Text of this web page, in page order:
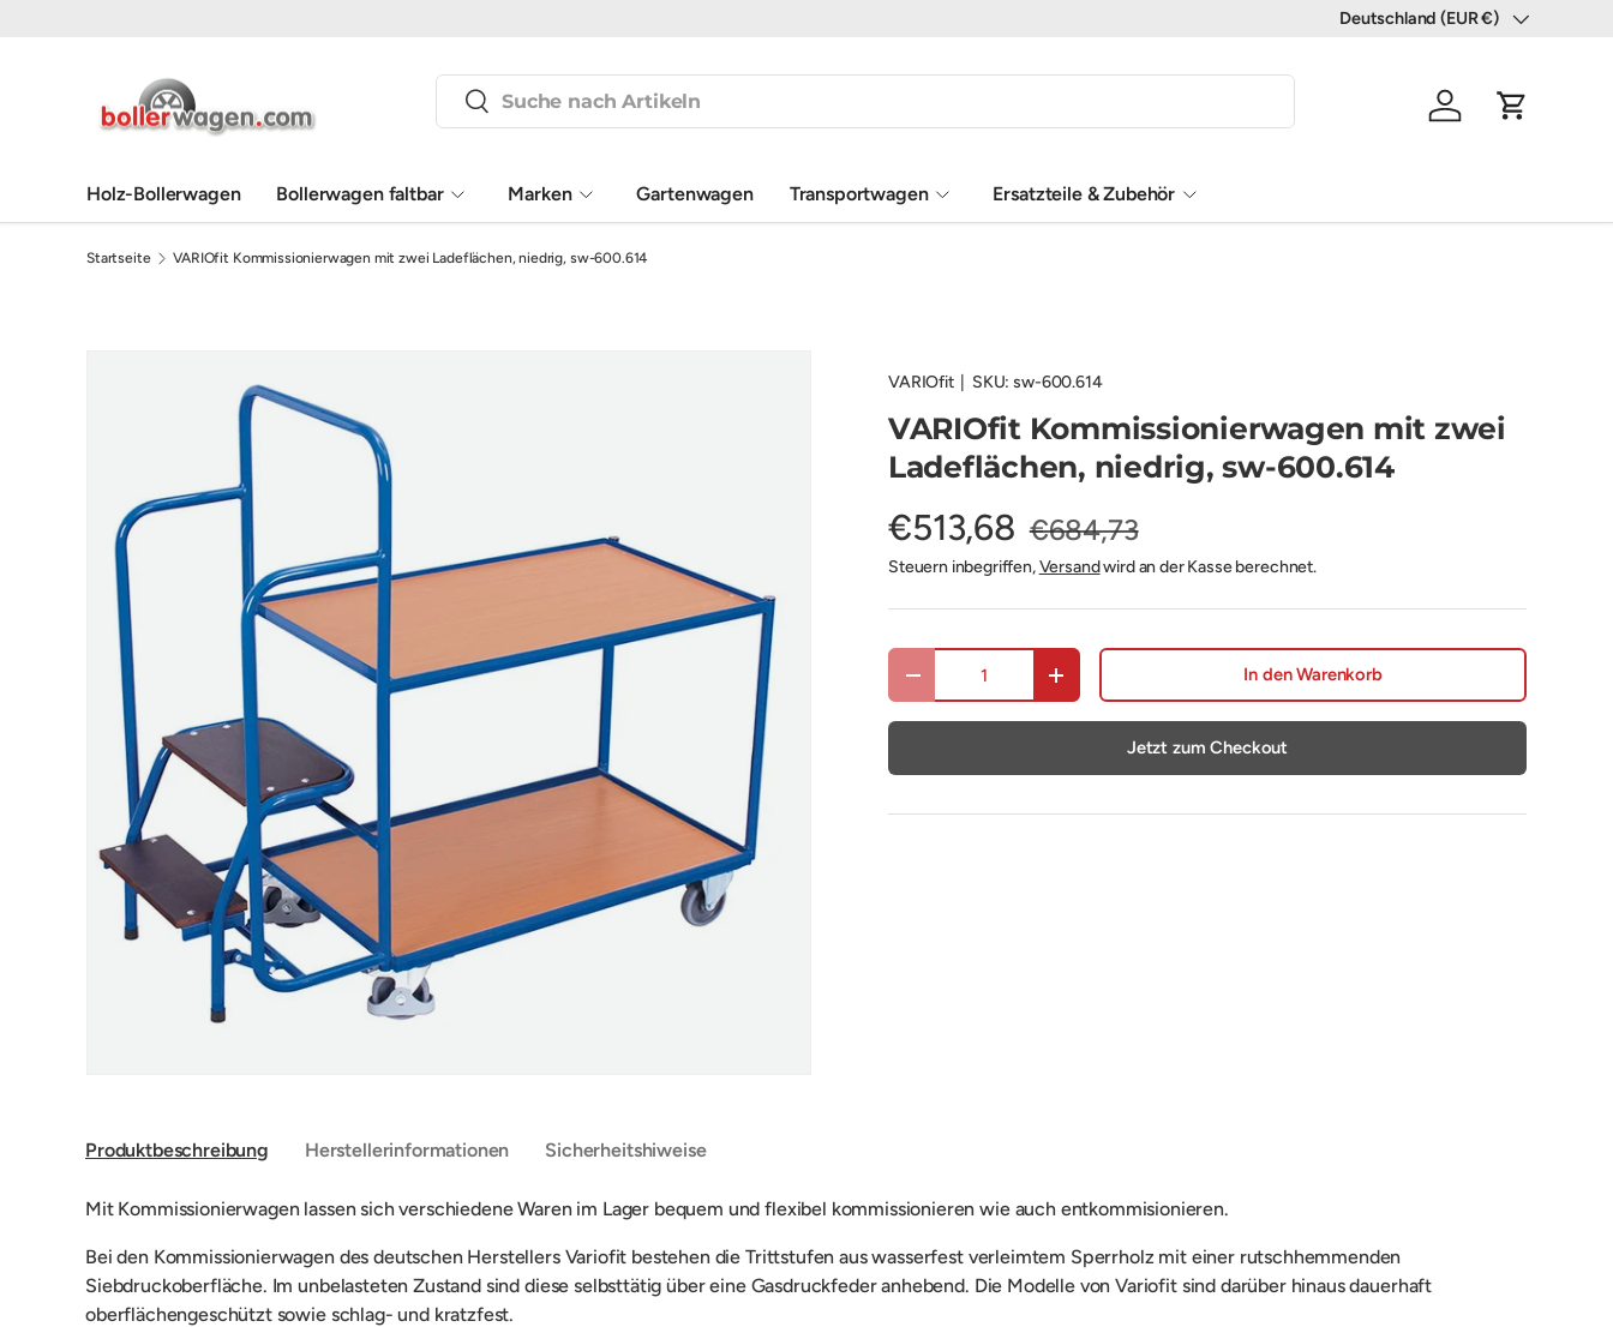
Land/Region
Deutschland (EUR €)
Suchen
Suchen
Einloggen
Holz-Bollerwagen Bollerwagen faltbar Marken Gartenwagen Transportwagen Ersatzteile & Zubehör
Startseite VARIOfit Kommissionierwagen mit zwei Ladeflächen, niedrig, sw-600.614
VARIOfit| SKU: sw-600.614
VARIOfit Kommissionierwagen mit zwei
Ladeflächen, niedrig, sw-600.614
€513,68 €684,73
Steuern inbegriffen,Versandwird an der Kasse berechnet.
Menge verringern Menge erhöhen In den Warenkorb
Jetzt zum Checkout
Produktbeschreibung Herstellerinformationen Sicherheitshiweise
Mit Kommissionierwagen lassen sich verschiedene Waren im Lager bequem und flexibel kommissionieren wie auch entkommisionieren.
Bei den Kommissionierwagen des deutschen Herstellers Variofit bestehen die Trittstufen aus wasserfest verleimtem Sperrholz mit einer rutschhemmenden
Siebdruckoberfläche. Im unbelasteten Zustand sind diese selbsttätig über eine Gasdruckfeder anhebend. Die Modelle von Variofit sind darüber hinaus dauerhaft
oberflächengeschützt sowie schlag- und kratzfest.